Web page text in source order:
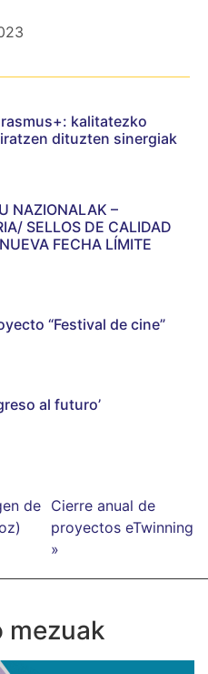
kalitatezko
dituzten sinergiak
NAZIONALAK –
SELLOS DE CALIDAD
FECHA LÍMITE
“Festival de cine”
al futuro’
de Cierre anual de
proyectos eTwinning
»
mezuak